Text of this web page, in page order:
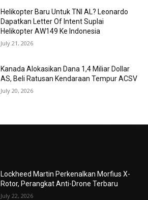
Helikopter Baru Untuk TNI AL? Leonardo
Dapatkan Letter Of Intent Suplai
Helikopter AW149 Ke Indonesia
July 21, 2026
Kanada Alokasikan Dana 1,4 Miliar Dollar
AS, Beli Ratusan Kendaraan Tempur ACSV
July 20, 2026
Lockheed Martin Perkenalkan Morfius X-
Rotor, Perangkat Anti-Drone Terbaru
July 22, 2026